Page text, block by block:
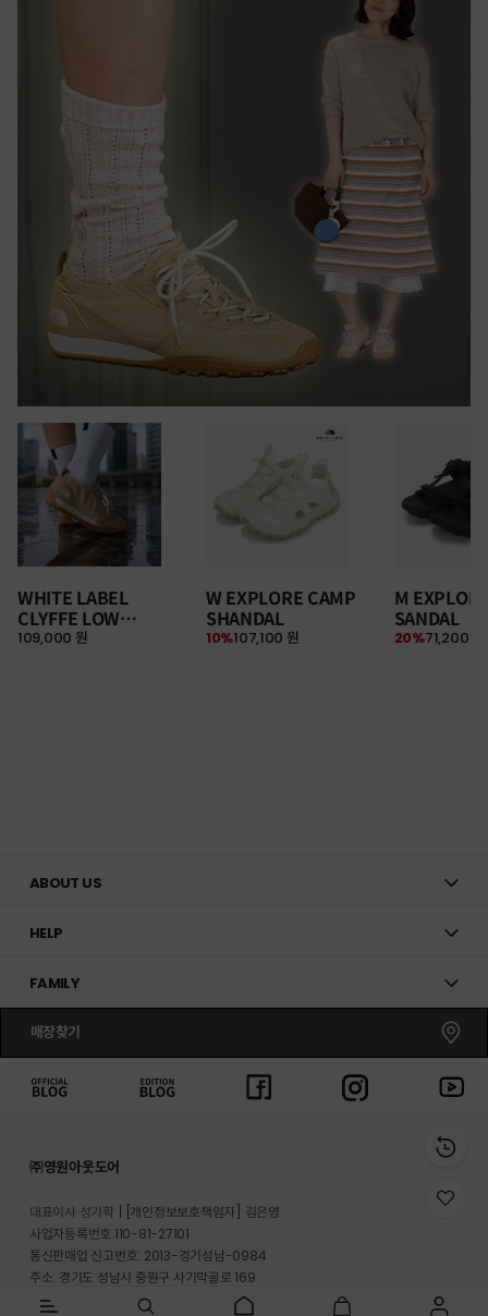
WHITE LABEL
CLYFFE LOW
SNEAKERS
109,000 원
W EXPLORE CAMP
SHANDAL
107,100 원
10%
M
SANDAL
71,200 원
20%
ABOUT US
HELP
FAMILY
매장찾기
㈜영원아웃도어
대표이사 성기학
[개인정보보호책임자] 김은영
사업자등록번호 110-81-27101
통신판매업 신고번호: 2013-경기성남-0984
주소: 경기도 성남시 중원구 사기막골로 169
반송지 주소 : 경기도 이천시 마장면 프리미엄 아울렛로 33-20
위
이